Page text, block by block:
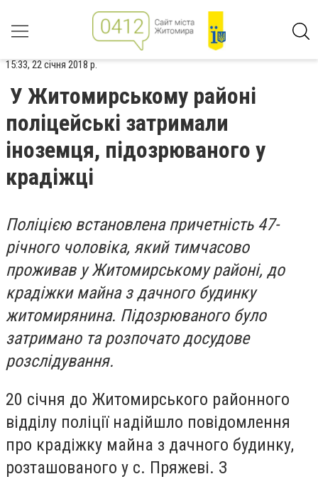
15:33, 22 січня 2018 р.
У Житомирському районі
поліцейські затримали
іноземця, підозрюваного у
крадіжці
Поліцією встановлена причетність 47-
річного чоловіка, який тимчасово
проживав у Житомирському районі, до
крадіжки майна з дачного будинку
житомирянина. Підозрюваного було
затримано та розпочато досудове
розслідування.
20 січня до Житомирського районного
відділу поліції надійшло повідомлення
про крадіжку майна з дачного будинку,
розташованого у с. Пряжеві. З